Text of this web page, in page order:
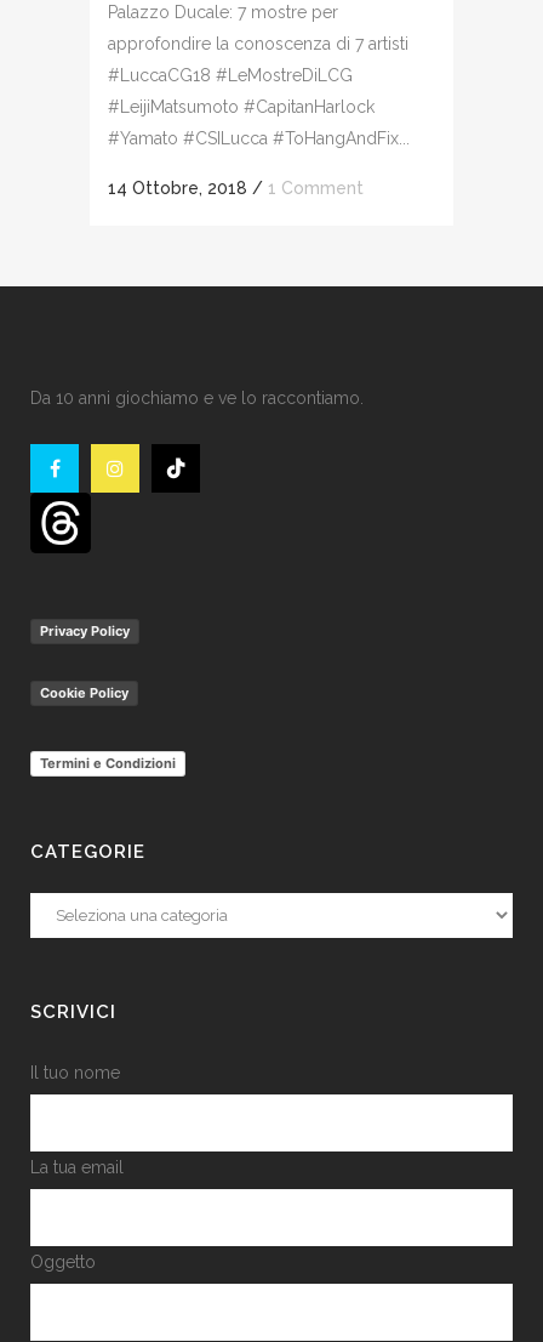
Palazzo Ducale: 7 mostre per
approfondire la conoscenza di 7 artisti
#LuccaCG18 #LeMostreDiLCG
#LeijiMatsumoto #CapitanHarlock
#Yamato #CSILucca #ToHangAndFix...
14 Ottobre, 2018 / 1 Comment
Da 10 anni giochiamo e ve lo raccontiamo.
Privacy Policy
Cookie Policy
Termini e Condizioni
CATEGORIE
Categorie
SCRIVICI
Il tuo nome
La tua email
Oggetto